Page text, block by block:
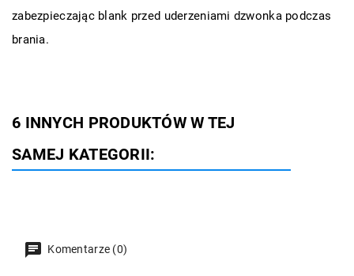
zabezpieczając blank przed uderzeniami dzwonka podczas
brania.
6 INNYCH PRODUKTÓW W TEJ
SAMEJ KATEGORII:
Komentarze (0)